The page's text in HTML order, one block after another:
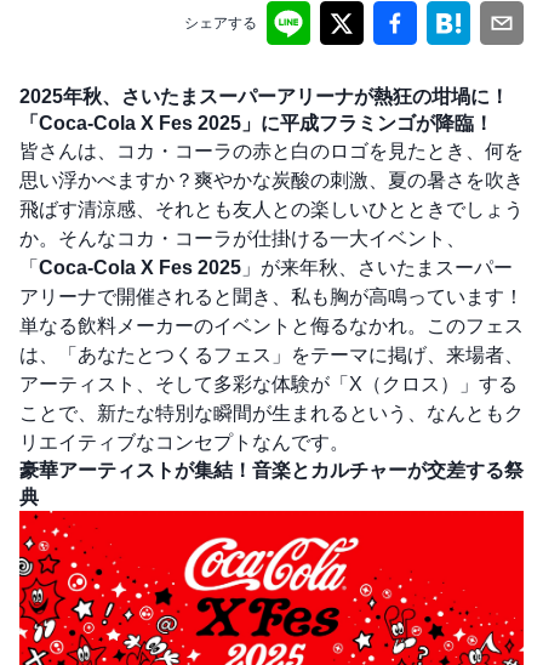
シェアする
2025年秋、さいたまスーパーアリーナが熱狂の坩堝に！
「Coca-Cola X Fes 2025」に平成フラミンゴが降臨！
皆さんは、コカ・コーラの赤と白のロゴを見たとき、何を
思い浮かべますか？爽やかな炭酸の刺激、夏の暑さを吹き
飛ばす清涼感、それとも友人との楽しいひとときでしょう
か。そんなコカ・コーラが仕掛ける一大イベント、
「 Coca-Cola X Fes 2025 」が来年秋、さいたまスーパー
アリーナで開催されると聞き、私も胸が高鳴っています！
単なる飲料メーカーのイベントと侮るなかれ。このフェス
は、「あなたとつくるフェス」をテーマに掲げ、来場者、
アーティスト、そして多彩な体験が「X（クロス）」する
ことで、新たな特別な瞬間が生まれるという、なんともク
リエイティブなコンセプトなんです。
豪華アーティストが集結！音楽とカルチャーが交差する祭
典